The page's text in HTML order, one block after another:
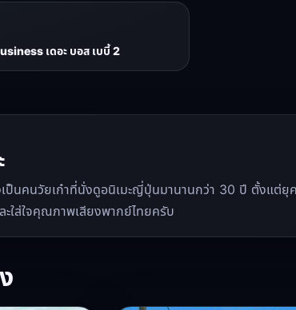
เดอะ บอส เบบี้ 2
ป็นคนวัยเก๋าที่นั่งดูอนิเมะญี่ปุ่นมานานกว่า 30 ปี ตั้งแต่ยุ
ะใส่ใจคุณภาพเสียงพากย์ไทยครับ